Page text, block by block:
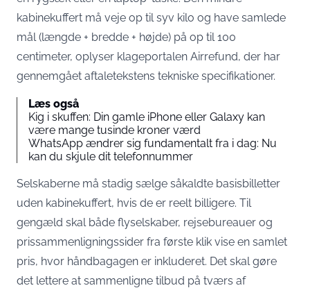
kabinekuffert må veje op til syv kilo og have samlede
mål (længde + bredde + højde) på op til 100
centimeter, oplyser klageportalen Airrefund, der har
gennemgået aftaletekstens tekniske specifikationer.
Læs også
Kig i skuffen: Din gamle iPhone eller Galaxy kan
være mange tusinde kroner værd
WhatsApp ændrer sig fundamentalt fra i dag: Nu
kan du skjule dit telefonnummer
Selskaberne må stadig sælge såkaldte basisbilletter
uden kabinekuffert, hvis de er reelt billigere. Til
gengæld skal både flyselskaber, rejsebureauer og
prissammenligningssider fra første klik vise en samlet
pris, hvor håndbagagen er inkluderet. Det skal gøre
det lettere at sammenligne tilbud på tværs af